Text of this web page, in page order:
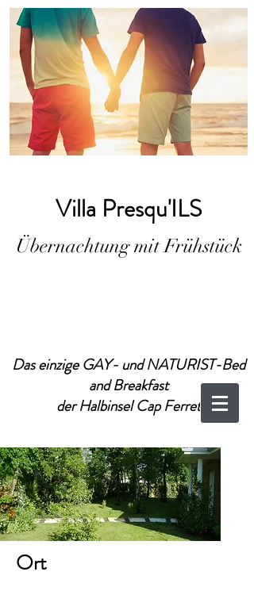
Villa Presqu'ILS
Übernachtung mit Frühstück
Das einzige GAY- und NATURIST-Bed
and Breakfast
der Halbinsel Cap Ferret
Ort